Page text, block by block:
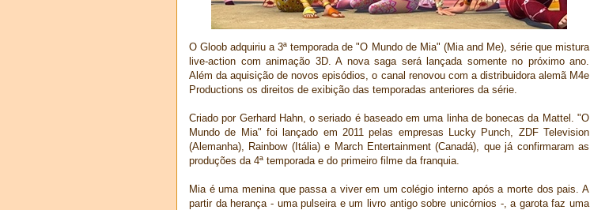
O Gloob adquiriu a 3ª temporada de "O Mundo de Mia" (Mia and Me), série que mistura
live-action com animação 3D. A nova saga será lançada somente no próximo ano.
Além da aquisição de novos episódios, o canal renovou com a distribuidora alemã M4e
Productions os direitos de exibição das temporadas anteriores da série.
Criado por Gerhard Hahn, o seriado é baseado em uma linha de bonecas da Mattel. "O
Mundo de Mia" foi lançado em 2011 pelas empresas Lucky Punch, ZDF Television
(Alemanha), Rainbow (Itália) e March Entertainment (Canadá), que já confirmaram as
produções da 4ª temporada e do primeiro filme da franquia.
Mia é uma menina que passa a viver em um colégio interno após a morte dos pais. A
partir da herança - uma pulseira e um livro antigo sobre unicórnios -, a garota faz uma